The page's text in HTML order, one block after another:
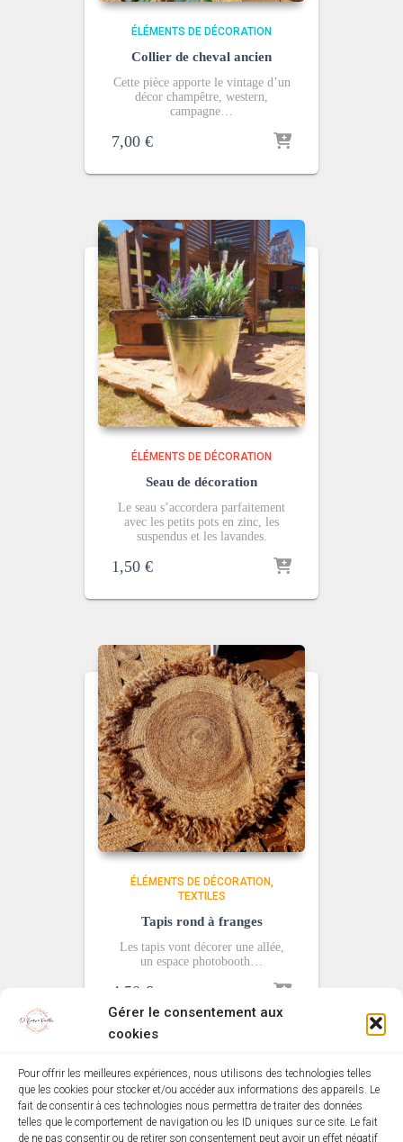
Gérer le consentement aux
cookies
Pour offrir les meilleures expériences, nous utilisons des technologies telles
que les cookies pour stocker et/ou accéder aux informations des appareils. Le
fait de consentir à ces technologies nous permettra de traiter des données
telles que le comportement de navigation ou les ID uniques sur ce site. Le fait
de ne pas consentir ou de retirer son consentement peut avoir un effet négatif
ÉLÉMENTS DE DÉCORATION
Collier de cheval ancien
Cette pièce apporte le vintage d’un
décor champêtre, western,
campagne…
7,00 €
ÉLÉMENTS DE DÉCORATION
Seau de décoration
Le seau s’accordera parfaitement
avec les petits pots en zinc, les
suspendus et les lavandes.
1,50 €
ÉLÉMENTS DE DÉCORATION
TEXTILES
Tapis rond à franges
Les tapis vont décorer une allée,
un espace photobooth…
4,50 €
MENTIONS LÉGALES POLITIQUE DE COOKIES (EU)